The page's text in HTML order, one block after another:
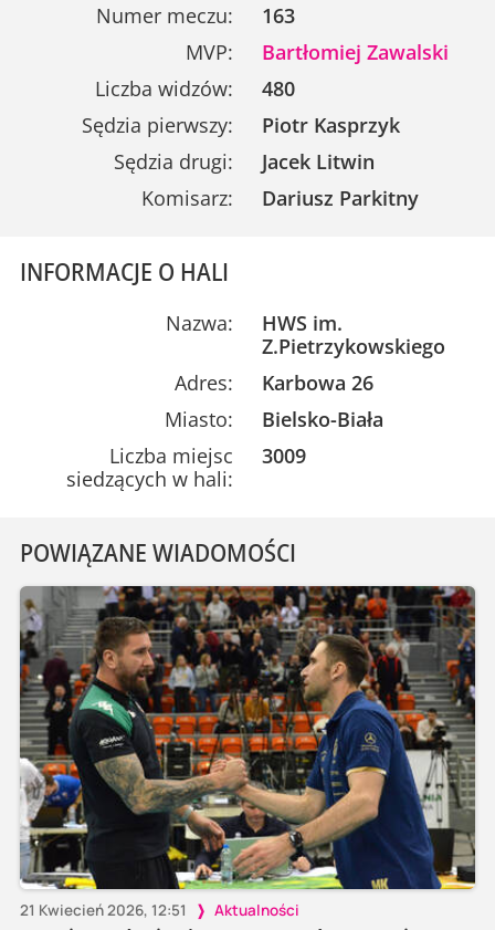
Numer meczu:
163
MVP:
Bartłomiej Zawalski
Liczba widzów:
480
Sędzia pierwszy:
Piotr Kasprzyk
Sędzia drugi:
Jacek Litwin
Komisarz:
Dariusz Parkitny
INFORMACJE O HALI
Nazwa:
HWS im.
Z.Pietrzykowskiego
Adres:
Karbowa 26
Miasto:
Bielsko-Biała
Liczba miejsc
siedzących w hali:
3009
POWIĄZANE WIADOMOŚCI
21 Kwiecień 2026, 12:51 Aktualności